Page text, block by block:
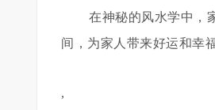
在神秘的风水学中，
间，为家人带来好运和幸
,